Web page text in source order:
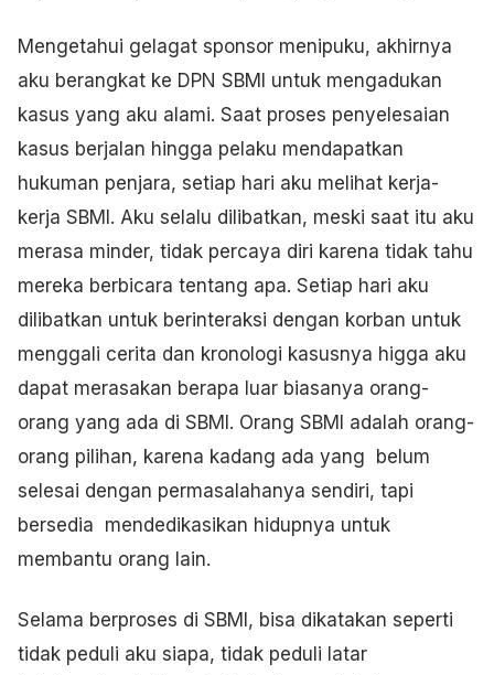
Mengetahui gelagat sponsor menipuku, akhirnya
aku berangkat ke DPN SBMI untuk mengadukan
kasus yang aku alami. Saat proses penyelesaian
kasus berjalan hingga pelaku mendapatkan
hukuman penjara, setiap hari aku melihat kerja-
kerja SBMI. Aku selalu dilibatkan, meski saat itu aku
merasa minder, tidak percaya diri karena tidak tahu
mereka berbicara tentang apa. Setiap hari aku
dilibatkan untuk berinteraksi dengan korban untuk
menggali cerita dan kronologi kasusnya higga aku
dapat merasakan berapa luar biasanya orang-
orang yang ada di SBMI. Orang SBMI adalah orang-
orang pilihan, karena kadang ada yang belum
selesai dengan permasalahanya sendiri, tapi
bersedia mendedikasikan hidupnya untuk
membantu orang lain.
Selama berproses di SBMI, bisa dikatakan seperti
tidak peduli aku siapa, tidak peduli latar